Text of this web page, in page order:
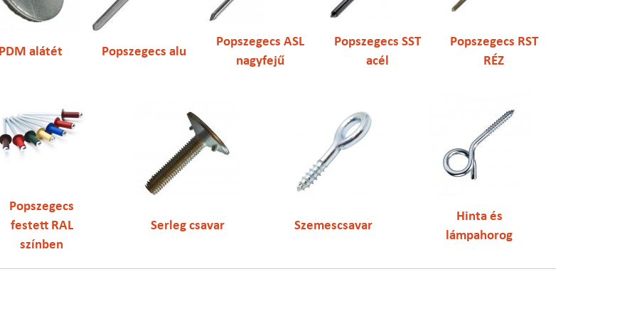
alátét Popszegecs alu
Popszegecs ASL
nagyfejű
Popszegecs SST
acél
Popszegecs RST
RÉZ
Popszegecs
festett RAL
színben
Serleg csavar Szemescsavar
Hinta és
lámpahorog